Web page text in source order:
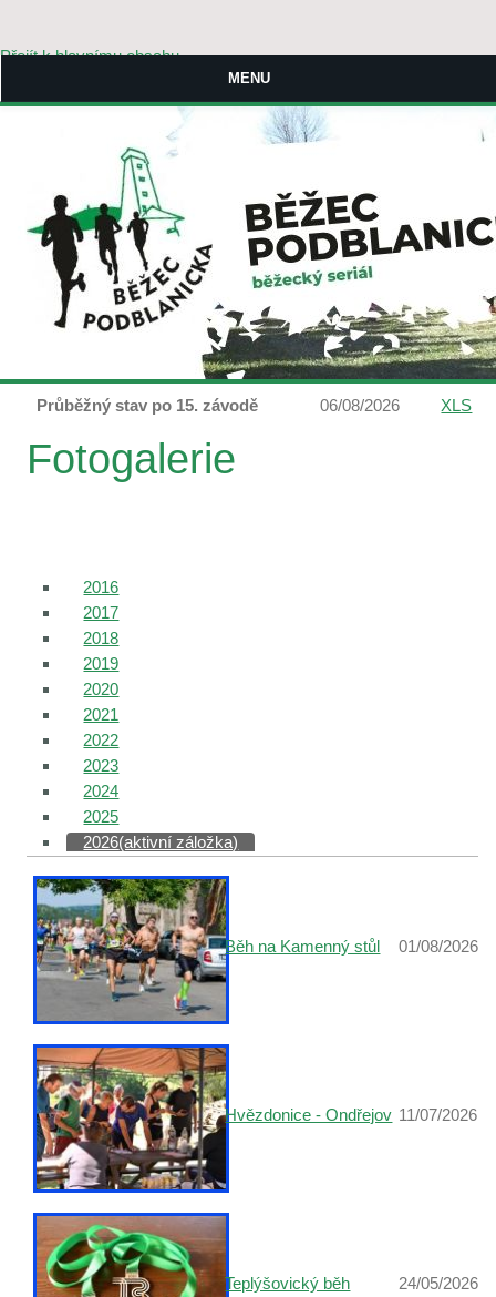
Přejít k hlavnímu obsahu
MENU
Průběžný stav po 15. závodě 06/08/2026 XLS
Fotogalerie
2016
2017
2018
2019
2020
2021
2022
2023
2024
2025
2026(aktivní záložka)
Běh na Kamenný stůl 01/08/2026
Hvězdonice - Ondřejov 11/07/2026
Teplýšovický běh 24/05/2026